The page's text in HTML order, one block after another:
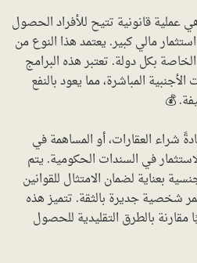
عملية قانونية تتيح للأفراد الحصول
مالي كبير. يعتمد هذا النوع من
بكل دولة. تعتبر هذه البرامج
المباشرة، مما يعود بالنفع
💰
شراء العقارات، أو المساهمة في
في السندات الحكومية. يتم
بعناية لضمان الامتثال للقوانين
شخصية جديرة بالثقة. تتميز هذه
مقارنة بالطرق التقليدية للحصول